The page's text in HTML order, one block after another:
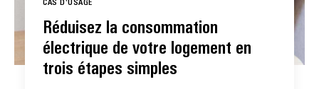
CAS D'USAGE
Réduisez la consommation
électrique de votre logement en
trois étapes simples